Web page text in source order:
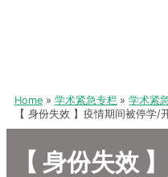
Home 学术紧急专栏
学术紧
【 身份失效 】疫情期间被停学/
【 身份失效